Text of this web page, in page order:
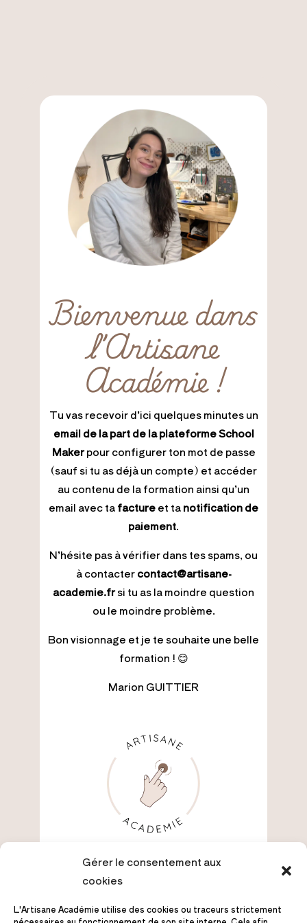
Gérer le consentement aux
cookies
L'Artisane Académie utilise des cookies ou traceurs strictement
Bienvenue dans
l’Artisane
Académie !
Tu vas recevoir d’ici quelques minutes un
email de la part de la plateforme School
Makerpour configurer ton mot de passe
(sauf si tu as déjà un compte) et accéder
au contenu de la formation ainsi qu’un
email avec tafactureet tanotification de
paiement.
N’hésite pas à vérifier dans tes spams, ou
à contactercontact@artisane-
academie.frsi tu as la moindre question
ou le moindre problème.
Bon visionnage et je te souhaite une belle
formation ! 😊
Marion GUITTIER